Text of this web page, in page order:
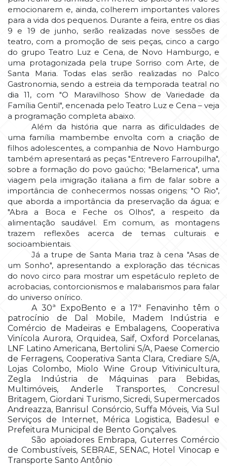
emocionarem e, ainda, colherem importantes valores
para a vida dos pequenos. Durante a feira, entre os dias
9 e 19 de junho, serão realizadas nove sessões de
teatro, com a promoção de seis peças, cinco a cargo
do grupo Teatro Luz e Cena, de Novo Hamburgo, e
uma protagonizada pela trupe Sorriso com Arte, de
Santa Maria. Todas elas serão realizadas no Palco
Gastronomia, sendo a estreia da temporada teatral no
dia 11, com "O Maravilhoso Show de Variedade da
Família Gentil", encenada pelo Teatro Luz e Cena – veja
a programação completa abaixo.
Além da história que narra as dificuldades de
uma família mambembe envolta com a criação de
filhos adolescentes, a companhia de Novo Hamburgo
também apresentará as peças "Entrevero Farroupilha",
sobre a formação do povo gaúcho; "Belamerica", uma
viagem pela imigração italiana a fim de falar sobre a
importância de conhecermos nossas origens; "O Rio",
que aborda a importância da preservação da água; e
"Abra a Boca e Feche os Olhos", a respeito da
alimentação saudável. Em comum, as montagens
trazem reflexões acerca de temas culturais e
socioambientais.
Já a trupe de Santa Maria traz à cena "Asas de
um Sonho", apresentando a exploração das técnicas
do novo circo para mostrar um espetáculo repleto de
acrobacias, contorcionismos e malabarismos para falar
do universo onírico.
A 30ª ExpoBento e a 17ª Fenavinho têm o
patrocínio de Dal Mobile, Madem Indústria e
Comércio de Madeiras e Embalagens, Cooperativa
Vinícola Aurora, Orquidea, Saif, Oxford Porcelanas,
LNF Latino Americana, Bertolini S/A, Paese Comercio
de Ferragens, Cooperativa Santa Clara, Crediare S/A,
Lojas Colombo, Miolo Wine Group Vitivinicultura,
Zegla Indústria de Máquinas para Bebidas,
Multimóveis, Anderle Transportes, Concresul
Britagem, Giordani Turismo, Sicredi, Supermercados
Andreazza, Banrisul Consórcio, Suffa Móveis, Via Sul
Serviços de Internet, Mérica Logistica, Badesul e
Prefeitura Municipal de Bento Gonçalves.
São apoiadores Embrapa, Guterres Comércio
de Combustíveis, SEBRAE, SENAC, Hotel Vinocap e
Transporte Santo Antônio